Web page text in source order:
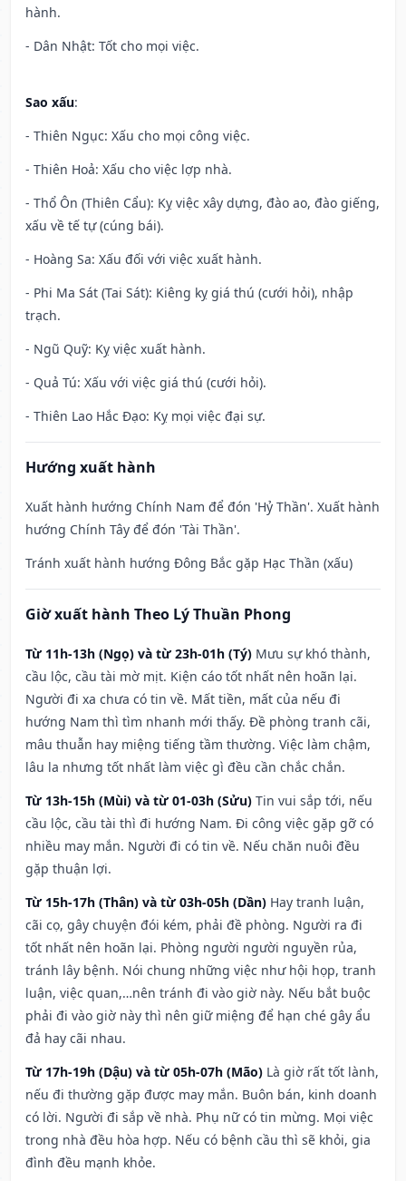
hành.
- Dân Nhật: Tốt cho mọi việc.
Sao xấu:
- Thiên Ngục: Xấu cho mọi công việc.
- Thiên Hoả: Xấu cho việc lợp nhà.
- Thổ Ôn (Thiên Cẩu): Kỵ việc xây dựng, đào ao, đào giếng,
xấu về tế tự (cúng bái).
- Hoàng Sa: Xấu đối với việc xuất hành.
- Phi Ma Sát (Tai Sát): Kiêng kỵ giá thú (cưới hỏi), nhập
trạch.
- Ngũ Quỹ: Kỵ việc xuất hành.
- Quả Tú: Xấu với việc giá thú (cưới hỏi).
- Thiên Lao Hắc Đạo: Kỵ mọi việc đại sự.
Hướng xuất hành
Xuất hành hướng Chính Nam để đón 'Hỷ Thần'. Xuất hành
hướng Chính Tây để đón 'Tài Thần'.
Tránh xuất hành hướng Đông Bắc gặp Hạc Thần (xấu)
Giờ xuất hành Theo Lý Thuần Phong
Từ 11h-13h (Ngọ) và từ 23h-01h (Tý) Mưu sự khó thành,
cầu lộc, cầu tài mờ mịt. Kiện cáo tốt nhất nên hoãn lại.
Người đi xa chưa có tin về. Mất tiền, mất của nếu đi
hướng Nam thì tìm nhanh mới thấy. Đề phòng tranh cãi,
mâu thuẫn hay miệng tiếng tầm thường. Việc làm chậm,
lâu la nhưng tốt nhất làm việc gì đều cần chắc chắn.
Từ 13h-15h (Mùi) và từ 01-03h (Sửu) Tin vui sắp tới, nếu
cầu lộc, cầu tài thì đi hướng Nam. Đi công việc gặp gỡ có
nhiều may mắn. Người đi có tin về. Nếu chăn nuôi đều
gặp thuận lợi.
Từ 15h-17h (Thân) và từ 03h-05h (Dần) Hay tranh luận,
cãi cọ, gây chuyện đói kém, phải đề phòng. Người ra đi
tốt nhất nên hoãn lại. Phòng người người nguyền rủa,
tránh lây bệnh. Nói chung những việc như hội họp, tranh
luận, việc quan,…nên tránh đi vào giờ này. Nếu bắt buộc
phải đi vào giờ này thì nên giữ miệng để hạn ché gây ẩu
đả hay cãi nhau.
Từ 17h-19h (Dậu) và từ 05h-07h (Mão) Là giờ rất tốt lành,
nếu đi thường gặp được may mắn. Buôn bán, kinh doanh
có lời. Người đi sắp về nhà. Phụ nữ có tin mừng. Mọi việc
trong nhà đều hòa hợp. Nếu có bệnh cầu thì sẽ khỏi, gia
đình đều mạnh khỏe.